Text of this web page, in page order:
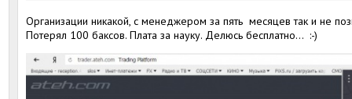
Организации никакой, с менеджером за пять месяцев так и не
Потерял 100 баксов. Плата за науку. Делюсь бесплатно... :-)